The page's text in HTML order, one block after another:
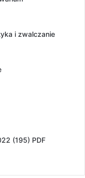
i zwalczanie
(195) PDF